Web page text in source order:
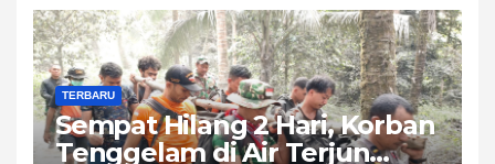
TERBARU
Sempat Hilang 2 Hari, Korban
Tenggelam di Air Terjun